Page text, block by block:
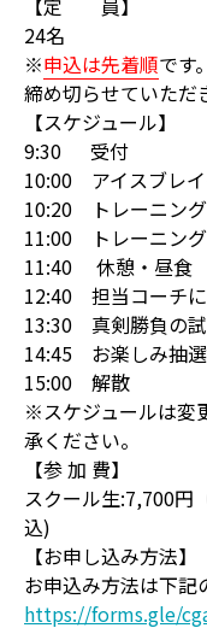
【定 員】
24名
※申込は先着順です
締め切らせていただ
【スケジュール】
9:30 受付
10:00 アイスブレ
10:20 トレーニング
11:00 トレーニング
11:40 休憩・昼食
12:40 担当コーチ
13:30 真剣勝負の試
14:45 お楽しみ抽
15:00 解散
※スケジュールは変
承ください。
【参 加 費】
スクール生:7,700円
込)
【お申し込み方法】
お申込み方法は下記
https://forms.gle/